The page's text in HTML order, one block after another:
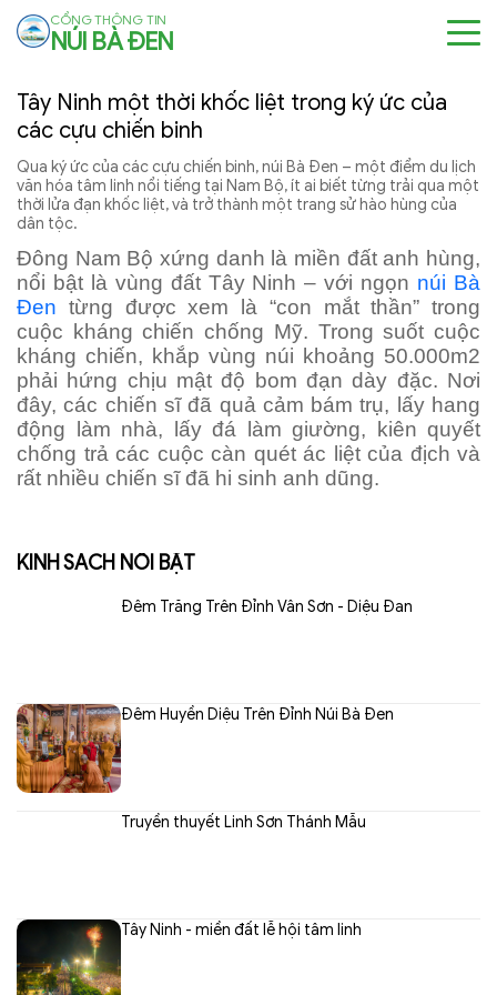
CỔNG THÔNG TIN
NÚI BÀ ĐEN
Tây Ninh một thời khốc liệt trong ký ức của
các cựu chiến binh
Qua ký ức của các cựu chiến binh, núi Bà Đen – một điểm du lịch
văn hóa tâm linh nổi tiếng tại Nam Bộ, ít ai biết từng trải qua một
thời lửa đạn khốc liệt, và trở thành một trang sử hào hùng của
dân tộc.
Đông Nam Bộ xứng danh là miền đất anh hùng,
nổi bật là vùng đất Tây Ninh – với ngọn núi Bà
Đen từng được xem là “con mắt thần” trong
cuộc kháng chiến chống Mỹ. Trong suốt cuộc
kháng chiến, khắp vùng núi khoảng 50.000m2
phải hứng chịu mật độ bom đạn dày đặc. Nơi
đây, các chiến sĩ đã quả cảm bám trụ, lấy hang
động làm nhà, lấy đá làm giường, kiên quyết
chống trả các cuộc càn quét ác liệt của địch và
rất nhiều chiến sĩ đã hi sinh anh dũng.
KINH SÁCH NỔI BẬT
Đêm Trăng Trên Đỉnh Vân Sơn - Diệu Đan
Đêm Huyền Diệu Trên Đỉnh Núi Bà Đen
Truyền thuyết Linh Sơn Thánh Mẫu
Tây Ninh - miền đất lễ hội tâm linh